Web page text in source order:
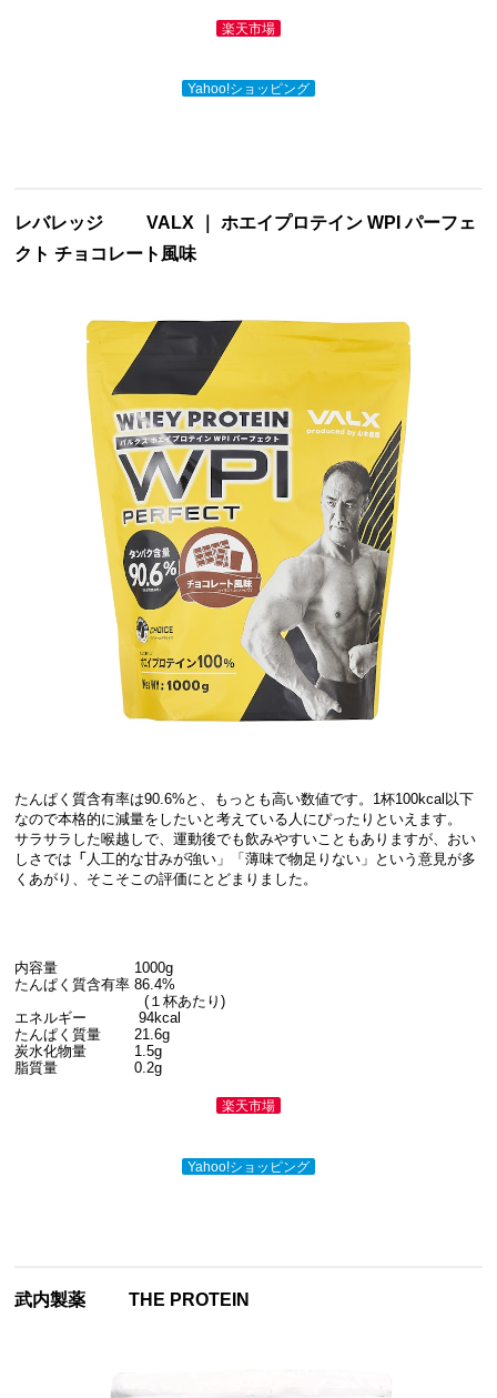
楽天市場
Yahoo!ショッピング
レバレッジ
VALX ｜ ホエイプロテイン WPI パーフェ
クト チョコレート風味
たんぱく質含有率は90.6%と、もっとも高い数値です。1杯100kcal以下
なので本格的に減量をしたいと考えている人にぴったりといえます。
サラサラした喉越しで、運動後でも飲みやすいこともありますが、おい
しさでは 「 人工的な甘みが強い」「薄味で物足りない」という意見が多
くあがり、そこそこの評価にとどまりました。
内容量 1000g
たんぱく質含有率 86.4%
(１杯あたり)
エネルギー 94kcal
たんぱく質量 21.6g
炭水化物量 1.5g
脂質量 0.2g
楽天市場
Yahoo!ショッピング
武内製薬 THE PROTEIN